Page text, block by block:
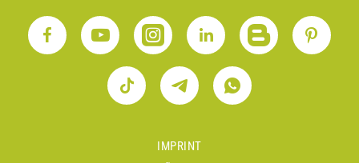
IMPRINT